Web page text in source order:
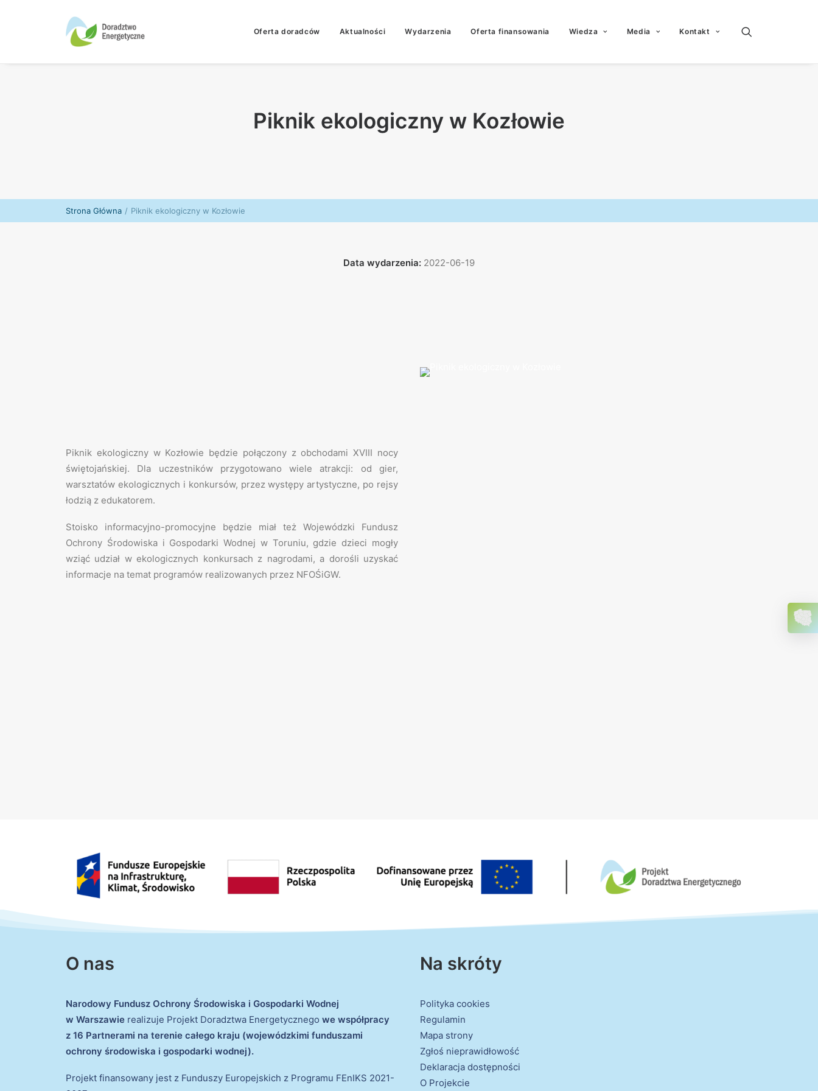
Oferta doradców Aktualności Wydarzenia Oferta finansowania Wiedza Media Kontakt
Piknik ekologiczny w Kozłowie
Strona Główna Piknik ekologiczny w Kozłowie
Data wydarzenia: 2022-06-19
Piknik ekologiczny w Kozłowie będzie połączony z obchodami XVIII nocy
świętojańskiej. Dla uczestników przygotowano wiele atrakcji: od gier,
warsztatów ekologicznych i konkursów, przez występy artystyczne, po rejsy
łodzią z edukatorem.
Stoisko informacyjno-promocyjne będzie miał też Wojewódzki Fundusz
Ochrony Środowiska i Gospodarki Wodnej w Toruniu, gdzie dzieci mogły
wziąć udział w ekologicznych konkursach z nagrodami, a dorośli uzyskać
informacje na temat programów realizowanych przez NFOŚiGW.
O nas
Narodowy Fundusz Ochrony Środowiska i Gospodarki Wodnej
w Warszawie realizuje Projekt Doradztwa Energetycznego we współpracy
z 16 Partnerami na terenie całego kraju (wojewódzkimi funduszami
ochrony środowiska i gospodarki wodnej).
Projekt finansowany jest z Funduszy Europejskich z Programu FEnIKS 2021-
Na skróty
Polityka cookies
Regulamin
Mapa strony
Zgłoś nieprawidłowość
Deklaracja dostępności
O Projekcie